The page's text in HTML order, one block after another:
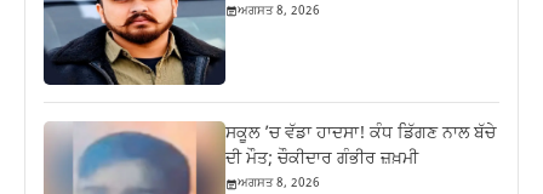
ਅਗਸਤ 8, 2026
ਸਕੂਲ ’ਚ ਵੱਡਾ ਹਾਦਸਾ! ਕੰਧ ਡਿੱਗਣ ਨਾਲ ਬੱਚੇ
ਦੀ ਮੌਤ; ਚੌਕੀਦਾਰ ਗੰਭੀਰ ਜ਼ਖ਼ਮੀ
ਅਗਸਤ 8, 2026